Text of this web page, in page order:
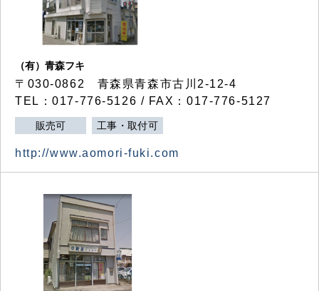
（有）青森フキ
〒030-0862 青森県青森市古川2-12-4
TEL：017-776-5126 / FAX：017-776-5127
販売可 工事・取付可
http://www.aomori-fuki.com